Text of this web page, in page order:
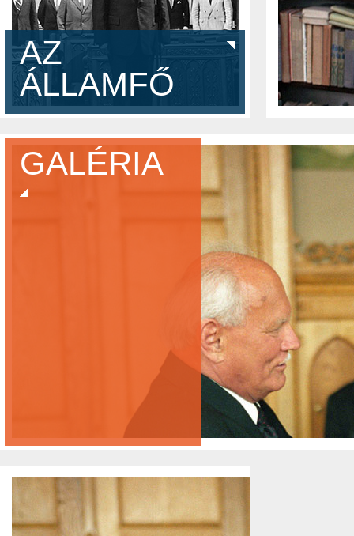
AZ
ÁLLAMFŐ
AZ ÍRÓRÓL-
FORDÍTÓRÓL
GALÉRIA
FOTÓK
VIDEÓK